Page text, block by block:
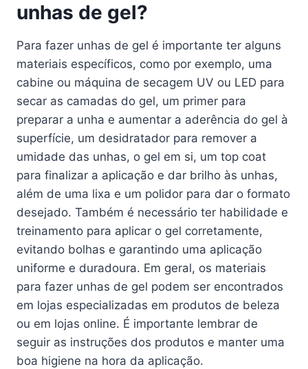
unhas de gel?
Para fazer unhas de gel é importante ter alguns
materiais específicos, como por exemplo, uma
cabine ou máquina de secagem UV ou LED para
secar as camadas do gel, um primer para
preparar a unha e aumentar a aderência do gel à
superfície, um desidratador para remover a
umidade das unhas, o gel em si, um top coat
para finalizar a aplicação e dar brilho às unhas,
além de uma lixa e um polidor para dar o formato
desejado. Também é necessário ter habilidade e
treinamento para aplicar o gel corretamente,
evitando bolhas e garantindo uma aplicação
uniforme e duradoura. Em geral, os materiais
para fazer unhas de gel podem ser encontrados
em lojas especializadas em produtos de beleza
ou em lojas online. É importante lembrar de
seguir as instruções dos produtos e manter uma
boa higiene na hora da aplicação.